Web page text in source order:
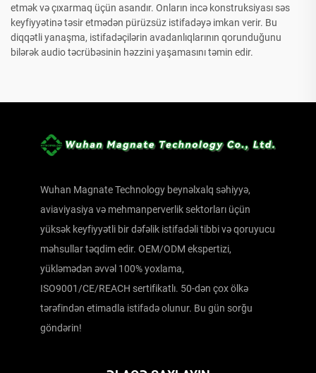
etmək və çıxarmaq üçün asandır. Onların incə konstruksiyası səs
keyfiyyətinə təsir etmədən pürüzsüz istifadəyə imkan verir. Bu
diqqətli yanaşma, istifadəçilərin avadanlıqlarının qorunduğunu
bilərək audio təcrübəsinin həzzini yaşamasını təmin edir.
Wuhan Magnate Technology beynəlxalq səhiyyə,
aviaviyasiya və mehmanperverlik sektorları üçün
yüksək keyfiyyətli bir dəfəlik istifadəli tibbi və qoruyucu
məhsullar təqdim edir. OEM/ODM ekspertizi,
yükləmədən əvvəl 100% yoxlama,
ISO9001/CE/REACH sertifikatlı. 50-dən çox ölkə
tərəfindən etimadla istifadə olunur. Bu gün sorğu
göndərin!